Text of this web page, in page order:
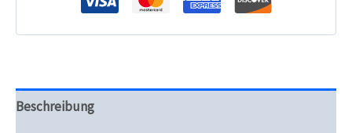
Beschreibung